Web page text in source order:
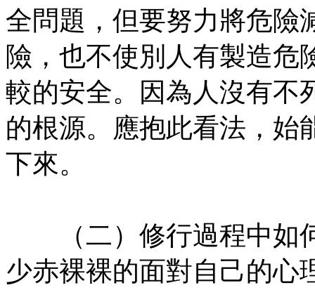
全問題，但要努力將危險
險，也不使別人有製造危
較的安全。因為人沒有不
的根源。應抱此看法，始
下來。
（二）修行過程中如
少赤裸裸的面對自己的心